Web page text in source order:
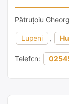
Pătruțoiu
Lupeni ,
Telefon: